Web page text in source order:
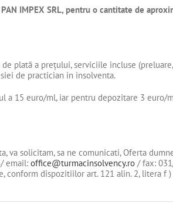
IMPEX SRL, pentru o cantitate de
plată a prețului, serviciile incluse (preluare,
de practician in insolventa.
a 15 euro/ml, iar pentru depozitare 3 euro/
solicitam, sa ne comunicati, Oferta
email: office@turmacinsolvency.ro / fax:
conform dispozitiilor art. 121 alin. 2, litera f